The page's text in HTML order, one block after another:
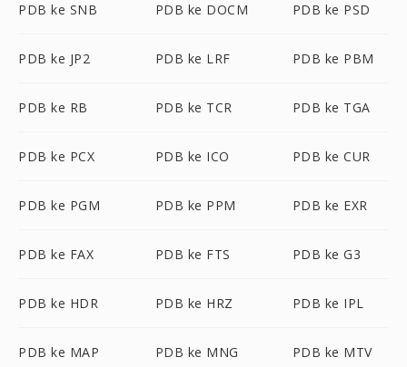
PDB ke SNB PDB ke DOCM PDB ke PSD
PDB ke JP2 PDB ke LRF PDB ke PBM
PDB ke RB PDB ke TCR PDB ke TGA
PDB ke PCX PDB ke ICO PDB ke CUR
PDB ke PGM PDB ke PPM PDB ke EXR
PDB ke FAX PDB ke FTS PDB ke G3
PDB ke HDR PDB ke HRZ PDB ke IPL
PDB ke MAP PDB ke MNG PDB ke MTV